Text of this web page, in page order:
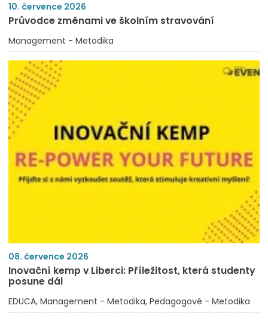
10. července 2026
Průvodce změnami ve školním stravování
Management - Metodika
08. července 2026
Inovační kemp v Liberci: Příležitost, která studenty
posune dál
EDUCA Management - Metodika Pedagogové - Metodika